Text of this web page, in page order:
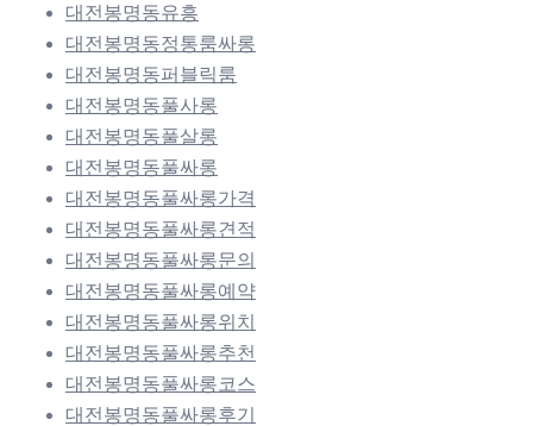
대전봉명동유흥
대전봉명동정통룸싸롱
대전봉명동퍼블릭룸
대전봉명동풀사롱
대전봉명동풀살롱
대전봉명동풀싸롱
대전봉명동풀싸롱가격
대전봉명동풀싸롱견적
대전봉명동풀싸롱문의
대전봉명동풀싸롱예약
대전봉명동풀싸롱위치
대전봉명동풀싸롱추천
대전봉명동풀싸롱코스
대전봉명동풀싸롱후기